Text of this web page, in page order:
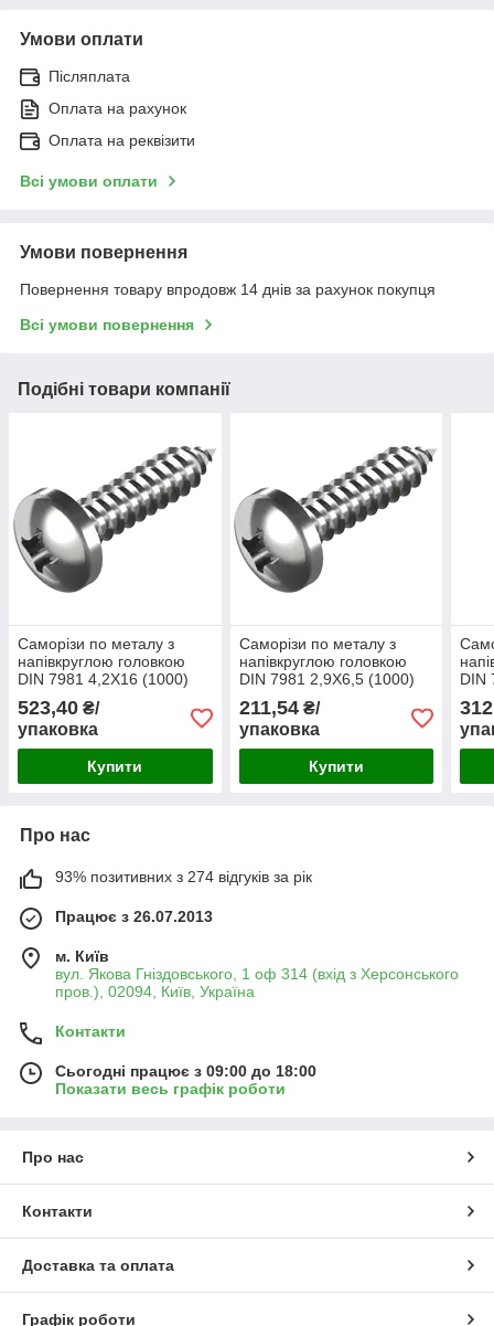
Умови оплати
Післяплата
Оплата на рахунок
Оплата на реквізити
Всі умови оплати
Умови повернення
Повернення товару впродовж 14 днів за рахунок покупця
Всі умови повернення
Подібні товари компанії
Саморізи по металу з
напівкруглою головкою
DIN 7981 4,2Х16 (1000)
523,40 ₴/
упаковка
Купити
Саморізи по металу з
напівкруглою головкою
DIN 7981 2,9Х6,5 (1000)
211,54₴/
упаковка
Купити
DIN
уп)
Про нас
93% позитивних з 274 відгуків за рік
Працює з 26.07.2013
м. Київ
вул. Якова Гніздовського, 1 оф 314 (вхід з Херсонського
пров.), 02094, Київ, Україна
Контакти
Сьогодні працює з 09:00 до 18:00
Показати весь графік роботи
Про нас
Контакти
Доставка та оплата
Графік роботи